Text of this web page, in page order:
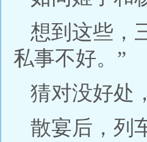
想到这些，
私事不好。”
猜对没好处
散宴后，列